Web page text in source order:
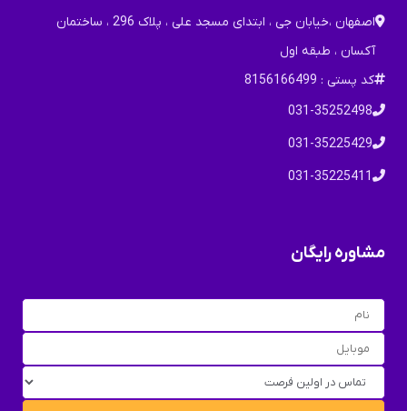
اصفهان ،خیابان جی ، ابتدای مسجد علی ، پلاک 296 ، ساختمان
آکسان ، طبقه اول
کد پستی : 8156166499
031-35252498
031-35225429
031-35225411
مشاوره رایگان